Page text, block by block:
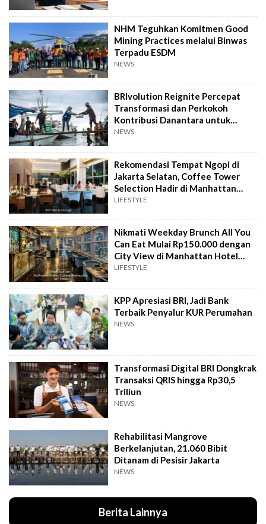
NHM Teguhkan Komitmen Good
Mining Practices melalui Binwas
Terpadu ESDM
NEWS
BRIvolution Reignite Percepat
Transformasi dan Perkokoh
Kontribusi Danantara untuk
Ekonomi Nasional
NEWS
Rekomendasi Tempat Ngopi di
Jakarta Selatan, Coffee Tower
Selection Hadir di Manhattan
Hotel Jakarta
LIFESTYLE
Nikmati Weekday Brunch All You
Can Eat Mulai Rp150.000 dengan
City View di Manhattan Hotel
Jakarta
LIFESTYLE
KPP Apresiasi BRI, Jadi Bank
Terbaik Penyalur KUR Perumahan
NEWS
Transformasi Digital BRI Dongkrak
Transaksi QRIS hingga Rp30,5
Triliun
NEWS
Rehabilitasi Mangrove
Berkelanjutan, 21.060 Bibit
Ditanam di Pesisir Jakarta
NEWS
Berita Lainnya